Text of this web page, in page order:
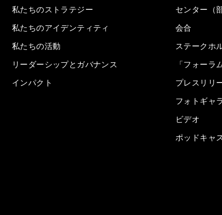
私たちのストラテジー
私たちのアイデンティティ
私たちの活動
リーダーシップとガバナンス
インパクト
センター（
会合
ステークホ
「フォーラ
プレスリリ
フォトギャ
ビデオ
ポッドキャ